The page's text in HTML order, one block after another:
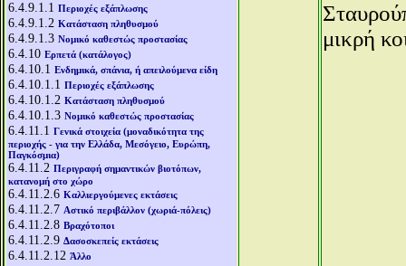
6.4.9.1.1 Περιοχές εξάπλωσης
6.4.9.1.2 Κατάσταση πληθυσμού
6.4.9.1.3 Νομικό καθεστώς προστασίας
6.4.10 Ερπετά (κατάλογος)
6.4.10.1 Ενδημικά, σπάνια, ή απειλούμενα είδη
6.4.10.1.1 Περιοχές εξάπλωσης
6.4.10.1.2 Κατάσταση πληθυσμού
6.4.10.1.3 Νομικό καθεστώς προστασίας
6.4.11.1 Γενικά στοιχεία (μοναδικότητα της
περιοχής - για την Ελλάδα, Μεσόγειο, Ευρώπη,
Παγκόσμια)
6.4.11.2 Περιγραφή σημαντικών βιοτόπων,
κατανομή στο χώρο
6.4.11.2.6 Καλλιεργούμενες εκτάσεις
6.4.11.2.7 Αστικό περιβάλλον (χωριά-πόλεις)
6.4.11.2.8 Βραχότοποι
6.4.11.2.9 Δασοσκεπείς εκτάσεις
6.4.11.2.12 Άλλο
μικρή